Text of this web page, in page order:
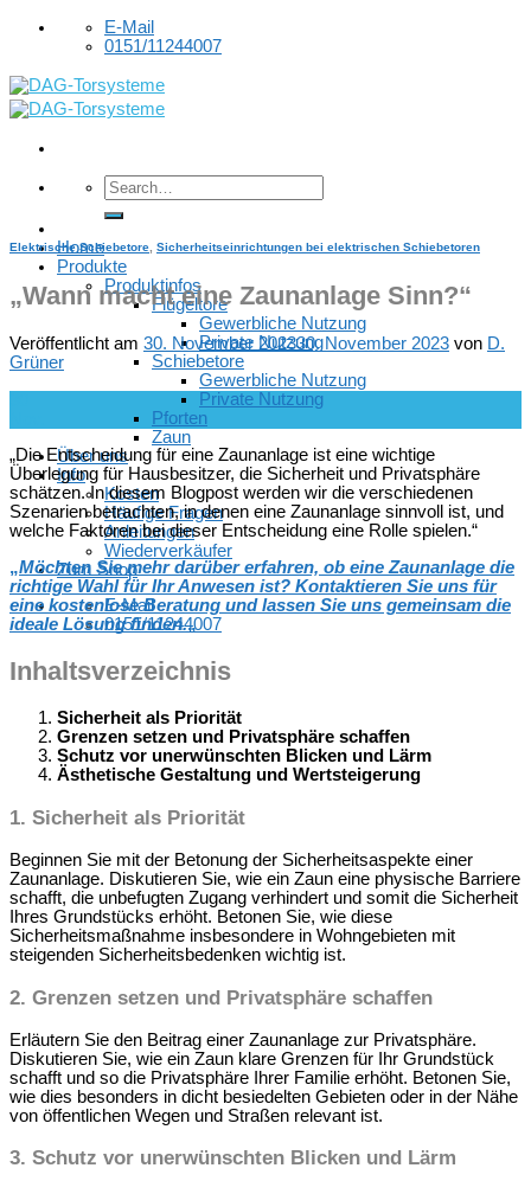
Skip
E-Mail
0151/11244007
Home
Produkte
Produktinfos
Flügeltore
Gewerbliche Nutzung
Private Nutzung
Schiebetore
Gewerbliche Nutzung
Private Nutzung
Pforten
Zaun
Über uns
Info
Kosten
Häufige Fragen
Anleitungen
Wiederverkäufer
Zum Shop
E-Mail
0151/11244007
Elektrische Schiebetore Sicherheitseinrichtungen bei elektrischen Schiebetoren
„Wann macht eine Zaunanlage Sinn?“
Veröffentlicht am 30. November 202330. November 2023 von D.
Grüner
„Die Entscheidung für eine Zaunanlage ist eine wichtige
Überlegung für Hausbesitzer, die Sicherheit und Privatsphäre
schätzen. In diesem Blogpost werden wir die verschiedenen
Szenarien betrachten, in denen eine Zaunanlage sinnvoll ist, und
welche Faktoren bei dieser Entscheidung eine Rolle spielen.“
„Möchten Sie mehr darüber erfahren, ob eine Zaunanlage die
richtige Wahl für Ihr Anwesen ist? Kontaktieren Sie uns für
eine kostenlose Beratung und lassen Sie uns gemeinsam die
ideale Lösung finden.„
Inhaltsverzeichnis
Sicherheit als Priorität
Grenzen setzen und Privatsphäre schaffen
Schutz vor unerwünschten Blicken und Lärm
Ästhetische Gestaltung und Wertsteigerung
1. Sicherheit als Priorität
Beginnen Sie mit der Betonung der Sicherheitsaspekte einer
Zaunanlage. Diskutieren Sie, wie ein Zaun eine physische Barriere
schafft, die unbefugten Zugang verhindert und somit die Sicherheit
Ihres Grundstücks erhöht. Betonen Sie, wie diese
Sicherheitsmaßnahme insbesondere in Wohngebieten mit
steigenden Sicherheitsbedenken wichtig ist.
2. Grenzen setzen und Privatsphäre schaffen
Erläutern Sie den Beitrag einer Zaunanlage zur Privatsphäre.
Diskutieren Sie, wie ein Zaun klare Grenzen für Ihr Grundstück
schafft und so die Privatsphäre Ihrer Familie erhöht. Betonen Sie,
wie dies besonders in dicht besiedelten Gebieten oder in der Nähe
von öffentlichen Wegen und Straßen relevant ist.
3. Schutz vor unerwünschten Blicken und Lärm